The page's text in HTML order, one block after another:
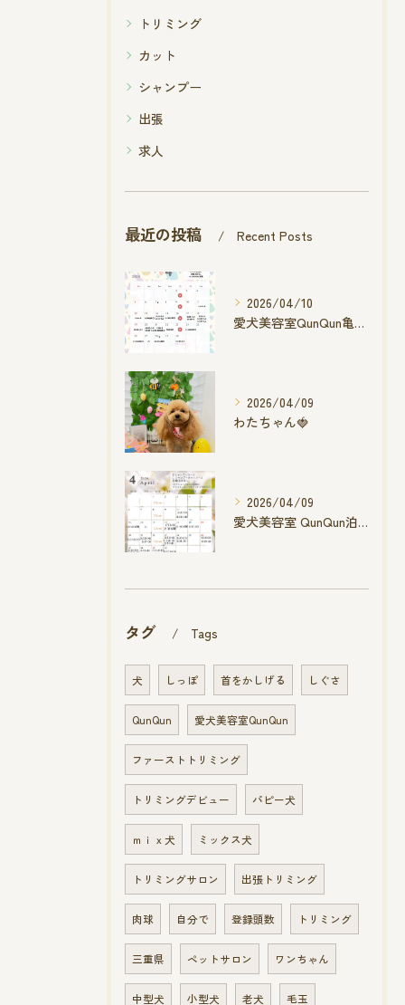
トリミング
カット
シャンプー
出張
求人
最近の投稿 Recent Posts
2026/04/10
愛犬美容室QunQun亀山エコー店
2026/04/09
わたちゃん🍓
2026/04/09
愛犬美容室 QunQun泊店 4月空き状況です
タグ Tags
犬 しっぽ 首をかしげる しぐさ
QunQun 愛犬美容室QunQun
ファーストトリミング
トリミングデビュー パピー犬
ｍｉｘ犬 ミックス犬
トリミングサロン 出張トリミング
肉球 自分で 登録頭数 トリミング
三重県 ペットサロン ワンちゃん
中型犬 小型犬 老犬 毛玉